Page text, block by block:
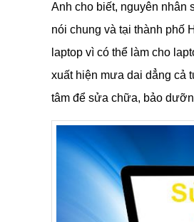
Anh cho biết, nguyên nhân
nói chung và tại thành phố
laptop vì có thể làm cho
xuất hiện mưa dai dẳng cả
tâm để sửa chữa, bảo